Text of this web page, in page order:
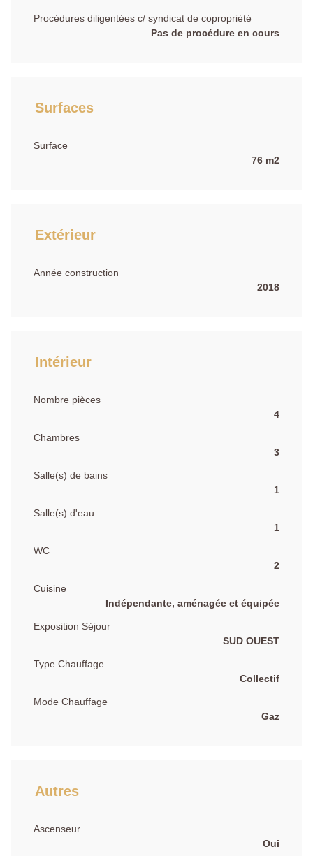
Procédures diligentées c/ syndicat de copropriété
Pas de procédure en cours
Surfaces
Surface
76 m2
Extérieur
Année construction
2018
Intérieur
Nombre pièces
4
Chambres
3
Salle(s) de bains
1
Salle(s) d'eau
1
WC
2
Cuisine
Indépendante, aménagée et équipée
Exposition Séjour
SUD OUEST
Type Chauffage
Collectif
Mode Chauffage
Gaz
Autres
Ascenseur
Oui